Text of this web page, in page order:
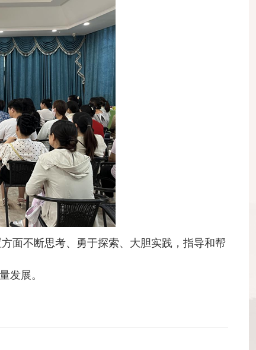
面不断思考、勇于探索、大胆实践，指导和帮
发展。